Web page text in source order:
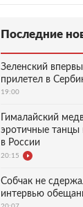
Последние
Зеленский
прилетел в
19:00
Гималайский
эротичные танцы
в России
20:15
Собчак не
интервью